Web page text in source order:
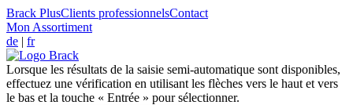
Brack PlusClients professionnelsContact
Mon Assortiment
de | fr
Lorsque les résultats de la saisie semi-automatique sont disponibles,
effectuez une vérification en utilisant les flèches vers le haut et vers
le bas et la touche « Entrée » pour sélectionner.